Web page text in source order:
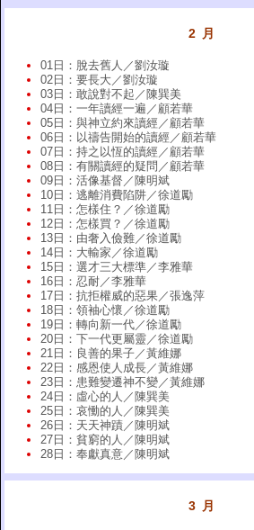
2 月
01日：脫去舊人／劉汝璇
02日：要長大／劉汝璇
03日：敢說對不起／陳巽美
04日：一年讀經一遍／顧若華
05日：與神立約來讀經／顧若華
06日：以禱告開始的讀經／顧若華
07日：持之以恆的讀經／顧若華
08日：有關讀經的疑問／顧若華
09日：活像基督／陳明斌
10日：逃離消費陷阱／徐道勵
11日：怎樣住？／徐道勵
12日：怎樣買？／徐道勵
13日：由奢入儉難／徐道勵
14日：大輸家／徐道勵
15日：選才三大標準／李雅華
16日：忍耐／李雅華
17日：抗拒權威的惡果／張逸萍
18日：領袖心懷／徐道勵
19日：轉向新一代／徐道勵
20日：下一代更屬靈／徐道勵
21日：良善的果子／黃維娜
22日：感恩使人成長／黃維娜
23日：患難變遷神不變／黃維娜
24日：虛心的人／陳巽美
25日：哀慟的人／陳巽美
26日：天天神蹟／陳明斌
27日：貧窮的人／陳明斌
28日：奉獻真意／陳明斌
3 月